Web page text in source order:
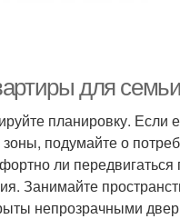
для
планировку. Если
подумайте о
ли
Занимайте
непрозрачными